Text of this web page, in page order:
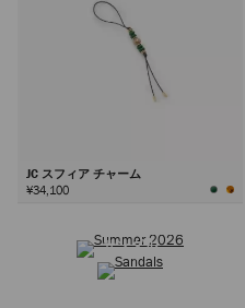
JC スフィア チャーム
¥34,100
サンダル